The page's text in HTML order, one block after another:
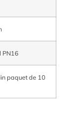
PN16
paquet de 10